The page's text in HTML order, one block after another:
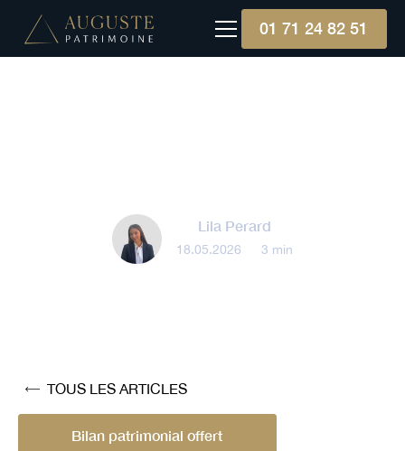
01 71 24 82 51
Lila Perard
18.05.2026 3 min
TOUS LES ARTICLES
Bilan patrimonial offert